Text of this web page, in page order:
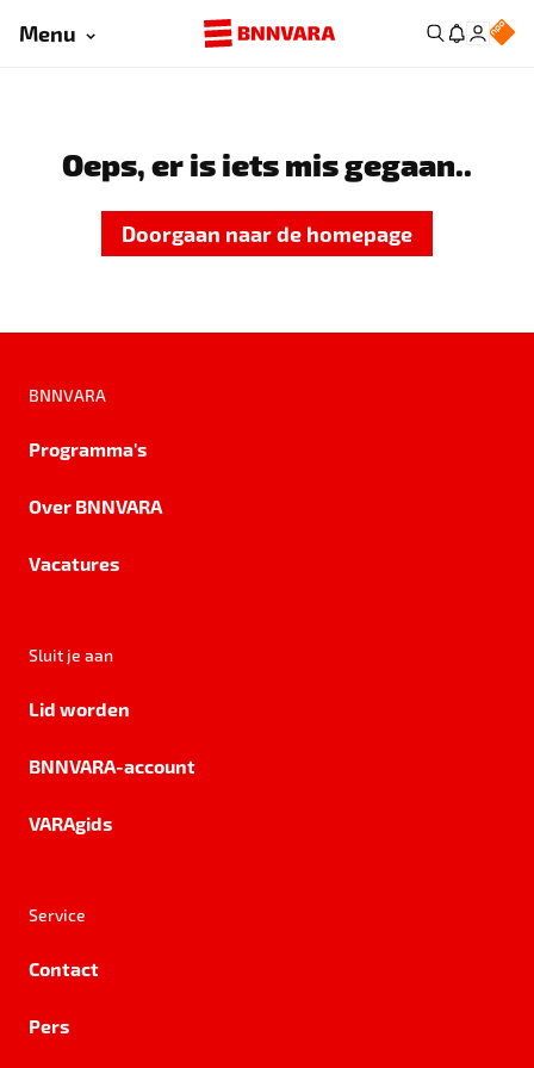
Menu
Oeps, er is iets mis gegaan..
Doorgaan naar de homepage
BNNVARA
Programma's
Over BNNVARA
Vacatures
Sluit je aan
Lid worden
BNNVARA-account
VARAgids
Service
Contact
Pers